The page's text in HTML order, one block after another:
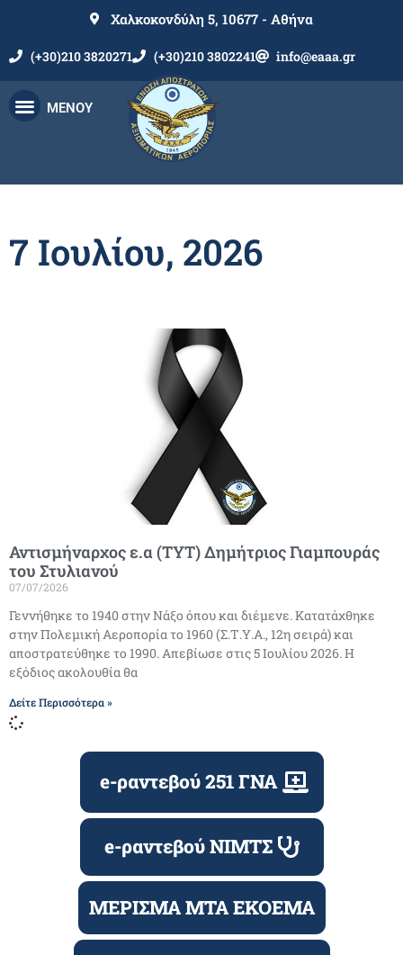
Χαλκοκονδύλη 5, 10677 - Αθήνα
(+30)210 3820271 (+30)210 3802241 info@eaaa.gr
ΜΕΝΟΥ
7 Ιουλίου, 2026
Αντισμήναρχος ε.α (ΤΥΤ) Δημήτριος Γιαμπουράς
του Στυλιανού
07/07/2026
Γεννήθηκε το 1940 στην Νάξο όπου και διέμενε. Κατατάχθηκε
στην Πολεμική Αεροπορία το 1960 (Σ.Τ.Υ.Α., 12η σειρά) και
αποστρατεύθηκε το 1990. Απεβίωσε στις 5 Ιουλίου 2026. Η
εξόδιος ακολουθία θα
Δείτε Περισσότερα »
e-ραντεβού 251 ΓΝΑ
e-ραντεβού ΝΙΜΤΣ
ΜΕΡΙΣΜΑ ΜΤΑ ΕΚΟΕΜΑ